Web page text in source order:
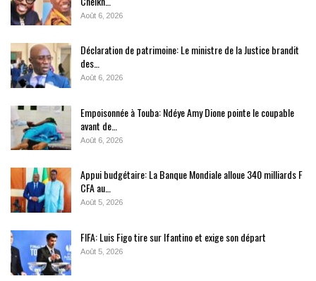
Août 6, 2026
Déclaration de patrimoine: Le ministre de la Justice brandit
des…
Août 6, 2026
Empoisonnée à Touba: Ndéye Amy Dione pointe le coupable
avant de…
Août 6, 2026
Appui budgétaire: La Banque Mondiale alloue 340 milliards F
CFA au…
Août 5, 2026
FIFA: Luis Figo tire sur Ifantino et exige son départ
Août 5, 2026